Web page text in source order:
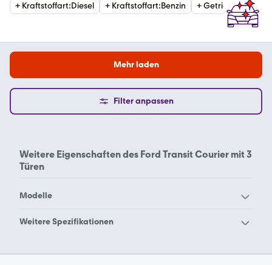
+ Kraftstoffart:Diesel + Kraftstoffart:Benzin +Getriebe:
Mehr laden
Filter anpassen
Weitere Eigenschaften des Ford Transit Courier mit 3
Türen
Modelle
Ford Aerostar
Ford C-Max
Ford Capri
Weitere Spezifikationen